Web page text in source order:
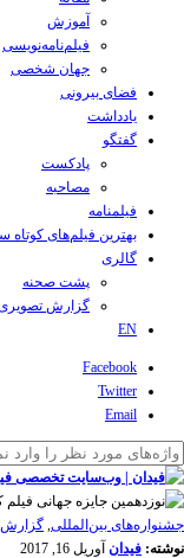
آموزش
فیلم‌نامه‌نویسی
جهان شخصی
فضای بیرونی
یادداشت
گفتگو
پادکست
مصاحبه
فیلمنامه
بهترین فیلم‌های کوتاه
گالری
پشت صحنه
گزارش
EN
Facebook
Twitter
Email
‌‌جشنواره‌های بین‌المللی, گزارش
نوشته: فیدان آوریل 16, 2017